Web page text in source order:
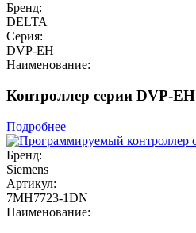
Бренд:
DELTA
Серия:
DVP-EH
Наименование:
Контроллер серии DVP-EH
Подробнее
Бренд:
Siemens
Артикул:
7MH7723-1DN
Наименование: